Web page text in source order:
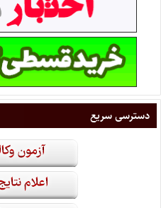
دسترسی سریع